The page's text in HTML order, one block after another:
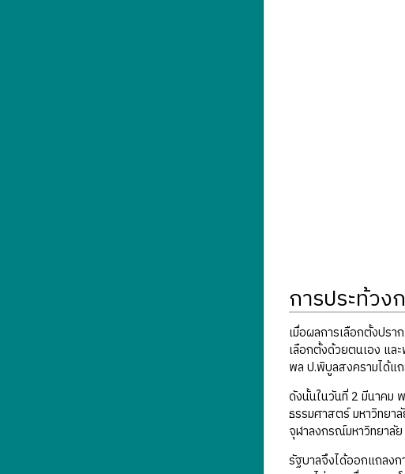
การประท้วง
เมื่อผลการเลือกตั้งปรา
เลือกตั้งด้วยตนเอง แล
พล ป.พิบูลสงครามได้แ
ดังนั้นในวันที่ 2 มีนาคม
ธรรมศาสตร์ มหาวิทยา
จุฬาลงกรณ์มหาวิทยาลัย
รัฐบาลจึงได้ออกแถลง